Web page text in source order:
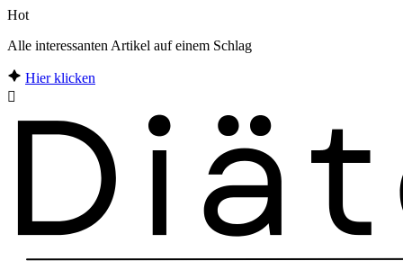
Hot
Alle interessanten Artikel auf einem Schlag
Hier klicken